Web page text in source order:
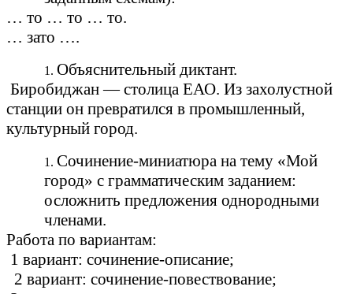
… то … то … то.
… зато ….
Объяснительный диктант.
Биробиджан — столица ЕАО. Из захолустной
станции он превратился в промышленный,
культурный город.
Сочинение-миниатюра на тему «Мой
город» с грамматическим заданием:
осложнить предложения однородными
членами.
Работа по вариантам:
1 вариант: сочинение-описание;
2 вариант: сочинение-повествование;